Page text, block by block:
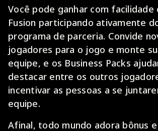
Você pode ganhar com
Fusion participando ativamente
programa de parceria. Convide
jogadores para o jogo e monte
equipe, e os Business Packs
destacar entre os outros
incentivar as pessoas a se
equipe.
Afinal, todo mundo adora bônus